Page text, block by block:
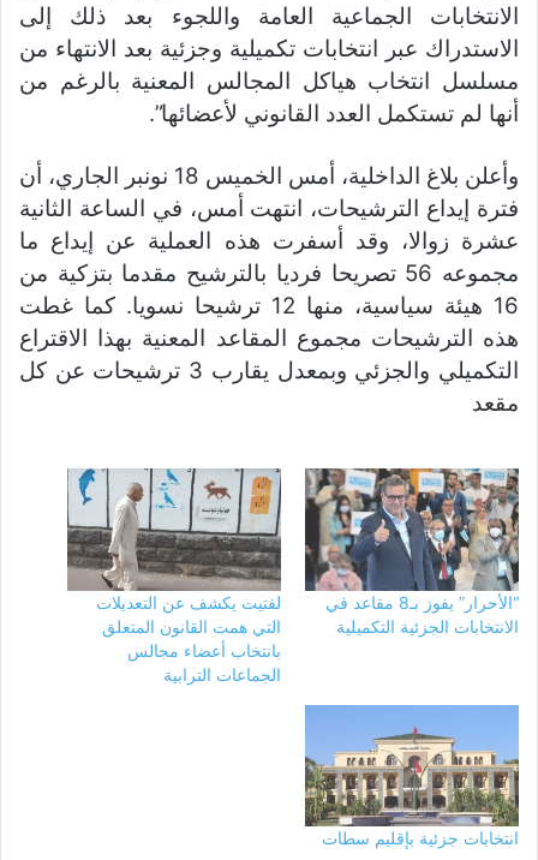
الانتخابات الجماعية العامة واللجوء بعد ذلك إلى
الاستدراك عبر انتخابات تكميلية وجزئية بعد الانتهاء من
مسلسل انتخاب هياكل المجالس المعنية بالرغم من
أنها لم تستكمل العدد القانوني لأعضائها”.
وأعلن بلاغ الداخلية، أمس الخميس 18 نونبر الجاري، أن
فترة إيداع الترشيحات، انتهت أمس، في الساعة الثانية
عشرة زوالا، وقد أسفرت هذه العملية عن إيداع ما
مجموعه 56 تصريحا فرديا بالترشيح مقدما بتزكية من
16 هيئة سياسية، منها 12 ترشيحا نسويا. كما غطت
هذه الترشيحات مجموع المقاعد المعنية بهذا الاقتراع
التكميلي والجزئي وبمعدل يقارب 3 ترشيحات عن كل
مقعد
“الأحرار” يفوز بـ8 مقاعد في
الانتخابات الجزئية التكميلية
لفتيت يكشف عن التعديلات
التي همت القانون المتعلق
بانتخاب أعضاء مجالس
الجماعات الترابية
انتخابات جزئية بإقليم سطات